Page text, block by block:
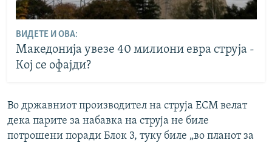
ВИДЕТЕ И ОВА:
Македонија увезе 40 милиони евра струја -
Кој се офајди?
Во државниот производител на струја ЕСМ велат
дека парите за набавка на струја не биле
потрошени поради Блок 3, туку биле „во планот за